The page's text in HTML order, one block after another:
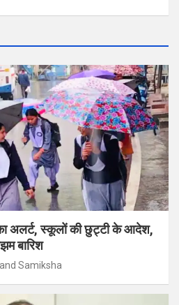
अलर्ट, स्कूलों की छुट्टी के आदेश,
बारिश
Samiksha